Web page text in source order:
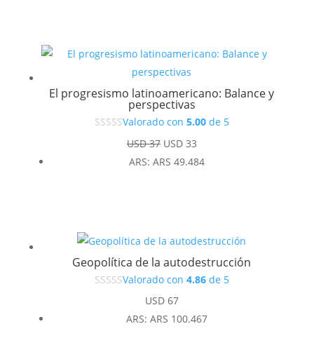
El progresismo latinoamericano: Balance y
perspectivas
Valorado con 5.00de 5
USD37 El
precio
USD33El
precio
ARS: ARS 49.484
Geopolítica de la autodestrucción
Valorado con 4.86de 5
USD67
ARS: ARS 100.467